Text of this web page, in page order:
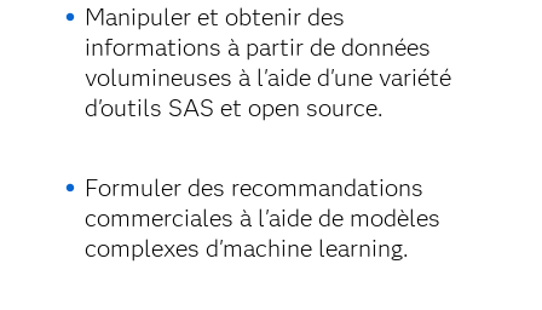
Manipuler et obtenir des
informations à partir de données
volumineuses à l'aide d'une variété
d'outils SAS et open source.
Formuler des recommandations
commerciales à l'aide de modèles
complexes d'machine learning.